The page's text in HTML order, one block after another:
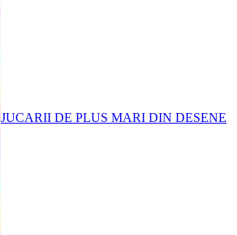
JUCARII DE PLUS MARI DIN DESENE